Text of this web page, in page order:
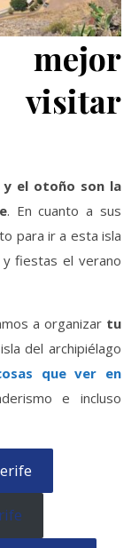
y el otoño son la
. En cuanto a sus
para ir a esta isla
y fiestas el verano
a organizar tu
del archipiélago
que ver en
e incluso